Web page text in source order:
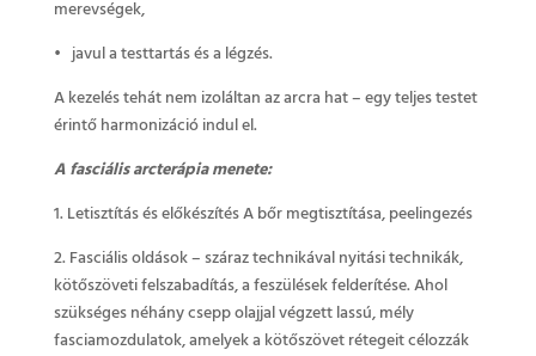
merevségek,
• javul a testtartás és a légzés.
A kezelés tehát nem izoláltan az arcra hat – egy teljes testet
érintő harmonizáció indul el.
A fasciális arcterápia menete:
1. Letisztítás és előkészítés A bőr megtisztítása, peelingezés
2. Fasciális oldások – száraz technikával nyitási technikák,
kötőszöveti felszabadítás, a feszülések felderítése. Ahol
szükséges néhány csepp olajjal végzett lassú, mély
fasciamozdulatok, amelyek a kötőszövet rétegeit célozzák